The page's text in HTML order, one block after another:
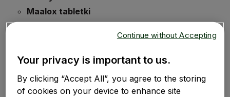
Maalox tabletki
Dolegliwości żołądkowe
Dyspepsja czynnościowa
Your privacy is important to us.
By clicking “Accept All”, you agree to the storing
of cookies on your device to enhance site
Continue without Accepting